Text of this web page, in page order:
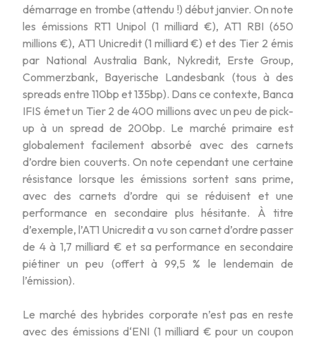
démarrage en trombe (attendu !) début janvier. On note
les émissions RT1 Unipol (1 milliard €), AT1 RBI (650
millions €), AT1 Unicredit (1 milliard €) et des Tier 2 émis
par National Australia Bank, Nykredit, Erste Group,
Commerzbank, Bayerische Landesbank (tous à des
spreads entre 110bp et 135bp). Dans ce contexte, Banca
IFIS émet un Tier 2 de 400 millions avec un peu de pick-
up à un spread de 200bp. Le marché primaire est
globalement facilement absorbé avec des carnets
d’ordre bien couverts. On note cependant une certaine
résistance lorsque les émissions sortent sans prime,
avec des carnets d’ordre qui se réduisent et une
performance en secondaire plus hésitante. À titre
d’exemple, l’AT1 Unicredit a vu son carnet d’ordre passer
de 4 à 1,7 milliard € et sa performance en secondaire
piétiner un peu (offert à 99,5 % le lendemain de
l’émission).
Le marché des hybrides corporate n’est pas en reste
avec des émissions d‘ENI (1 milliard € pour un coupon